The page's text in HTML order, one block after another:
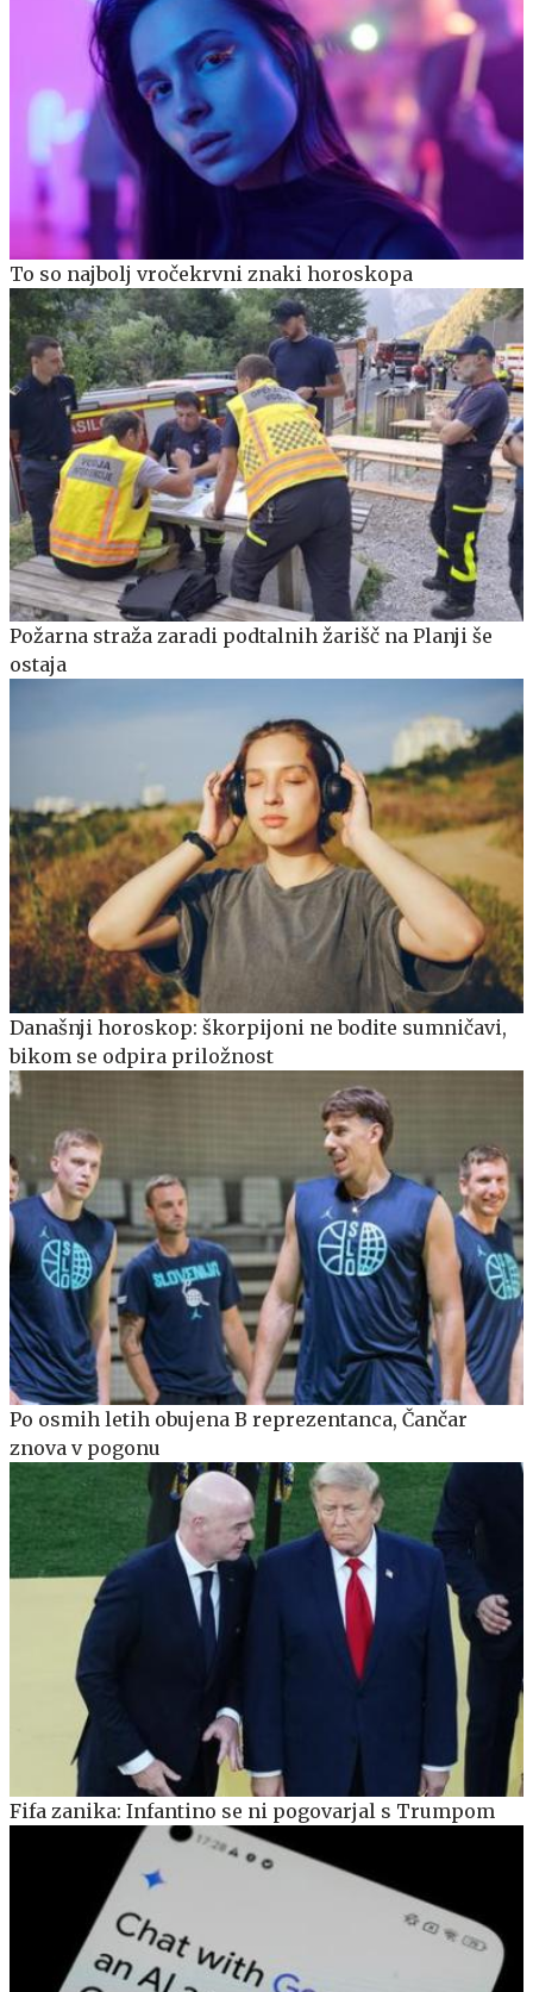
To so najbolj vročekrvni znaki horoskopa
Požarna straža zaradi podtalnih žarišč na Planji še
ostaja
Današnji horoskop: škorpijoni ne bodite sumničavi,
bikom se odpira priložnost
Po osmih letih obujena B reprezentanca, Čančar
znova v pogonu
Fifa zanika: Infantino se ni pogovarjal s Trumpom